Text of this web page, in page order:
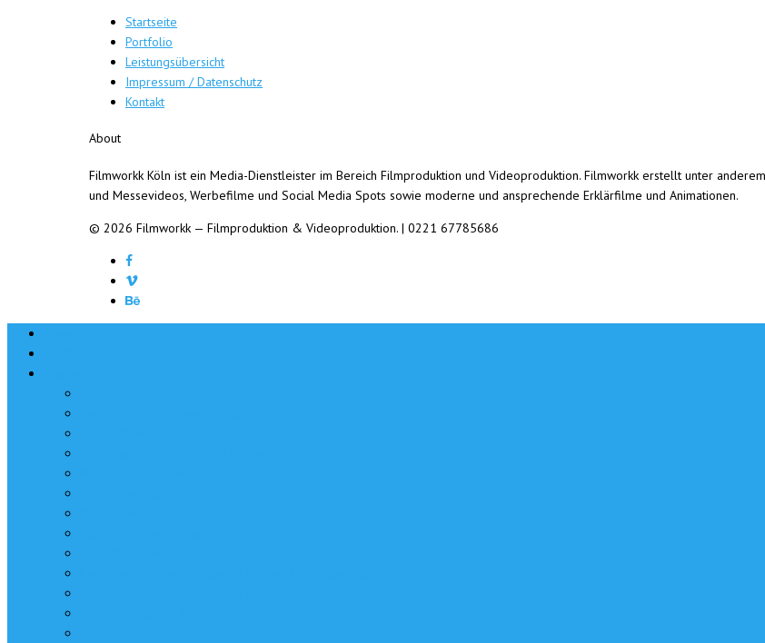
Startseite
Portfolio
Leistungsübersicht
Impressum / Datenschutz
Kontakt
About
Filmworkk Köln ist ein Media-Dienstleister im Bereich Filmproduktion und Videoproduktion. Filmworkk erstellt unter
und Messevideos, Werbefilme und Social Media Spots sowie moderne und ansprechende Erklärfilme und Animationen.
© 2026 Filmworkk — Filmproduktion & Videoproduktion. | 0221 67785686